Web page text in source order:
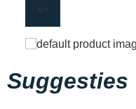
Suggesties